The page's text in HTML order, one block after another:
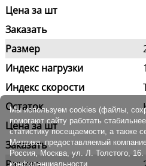
Цена за шт
Заказать
Размер
Индекс нагрузки
Индекс скорости
Остаток
Цена за шт
Заказать
Мы используем cookies (файлы,
помогают сайту работать
статистику посещаемости, а также
Метрика, предоставляемый
Россия, Москва, ул. Л. Толстого,
конфиденциальности.